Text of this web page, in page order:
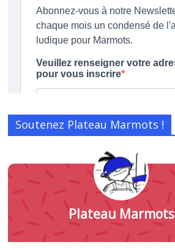
Soutenez Plateau Marmots !
Plateau Marmots